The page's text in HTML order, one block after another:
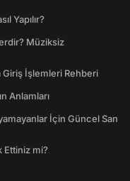
Yapılır?
Müziksiz
Giriş İşlemleri Rehberi
Anlamları
İçin Güncel San
Ettiniz mi?